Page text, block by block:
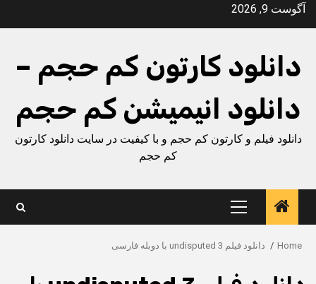
Skipآگوست 9, 2026
دانلود کارتون کم حجم –
دانلود انیمیشن کم حجم
دانلود فیلم و کارتون کم حجم و با کیفیت در سایت دانلود کارتون
کم حجم
Primary
Menu
Home دانلود فیلم undisputed 3 با دوبله فارسی